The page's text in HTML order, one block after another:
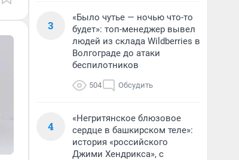
3
«Было чутье — ночью что-то
будет»: топ-менеджер вывел
людей из склада Wildberries в
Волгограде до атаки
беспилотников
504 Обсудить
4
«Негритянское блюзовое
сердце в башкирском теле»:
история «российского
Джими Хендрикса», с